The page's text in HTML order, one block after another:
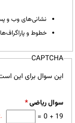
نشانی‌های وب و
خطوط و
CAPTCHA
این سوال برای این
سوال ریاضی*
19 + 0 =